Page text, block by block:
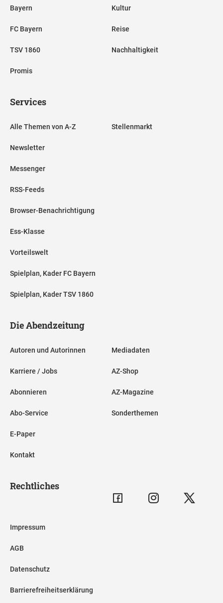
Bayern
FC Bayern
TSV 1860
Promis
Kultur
Reise
Nachhaltigkeit
Services
Alle Themen von A-Z
Newsletter
Messenger
RSS-Feeds
Browser-Benachrichtigung
Ess-Klasse
Vorteilswelt
Spielplan, Kader FC Bayern
Spielplan, Kader TSV 1860
Stellenmarkt
Die Abendzeitung
Autoren und Autorinnen
Karriere / Jobs
Abonnieren
Abo-Service
E-Paper
Kontakt
Mediadaten
AZ-Shop
AZ-Magazine
Sonderthemen
Rechtliches
Impressum
AGB
Datenschutz
Barrierefreiheitserklärung